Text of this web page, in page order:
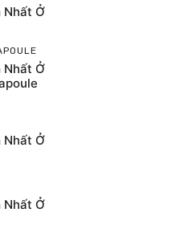
Nhất Ở
Nhất Ở
Nhất Ở
Nhất Ở